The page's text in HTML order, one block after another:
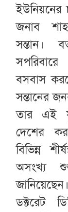
ইউনিয়নের
জনাব
সন্তান।
বসবাস
সন্তানের
তার এই
দেশের
বিভিন্ন
অসংখ্য
ডক্টরেট